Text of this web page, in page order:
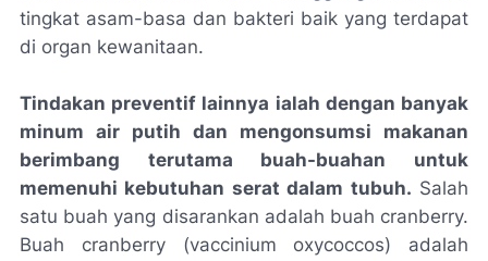
tingkat asam-basa dan bakteri baik yang terdapat
di organ kewanitaan.
Tindakan preventif lainnya ialah dengan banyak
minum air putih dan mengonsumsi makanan
berimbang terutama buah-buahan untuk
memenuhi kebutuhan serat dalam tubuh. Salah
satu buah yang disarankan adalah buah cranberry.
Buah cranberry (vaccinium oxycoccos) adalah